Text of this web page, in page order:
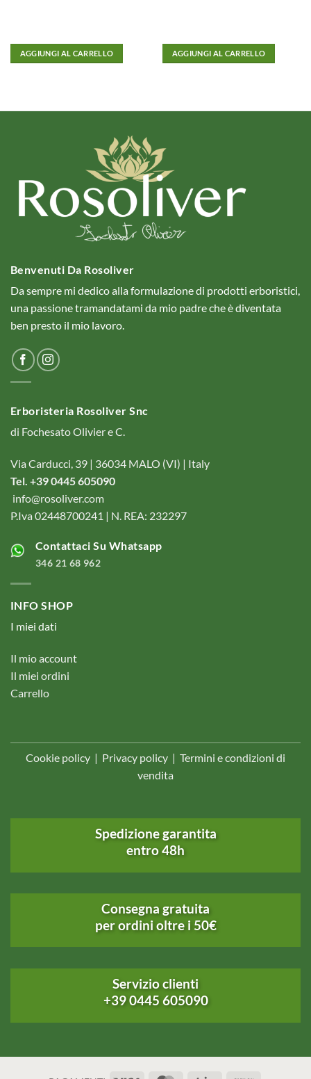
AGGIUNGI AL CARRELLO AGGIUNGI AL CARRELLO
Benvenuti Da Rosoliver
Da sempre mi dedico alla formulazione di prodotti erboristici,
una passione tramandatami da mio padre che è diventata
ben presto il mio lavoro.
Erboristeria Rosoliver Snc
di Fochesato Olivier e C.
Via Carducci, 39 | 36034 MALO (VI) | Italy
Tel. +39 0445 605090
info@rosoliver.com
P.Iva 02448700241 | N. REA: 232297
Contattaci Su Whatsapp
346 21 68 962
INFO SHOP
I miei dati
Il mio account
Il miei ordini
Carrello
Cookie policy | Privacy policy | Termini e condizioni di
vendita
Spedizione garantita
entro 48h
Consegna gratuita
per ordini oltre i 50€
Servizio clienti
+39 0445 605090